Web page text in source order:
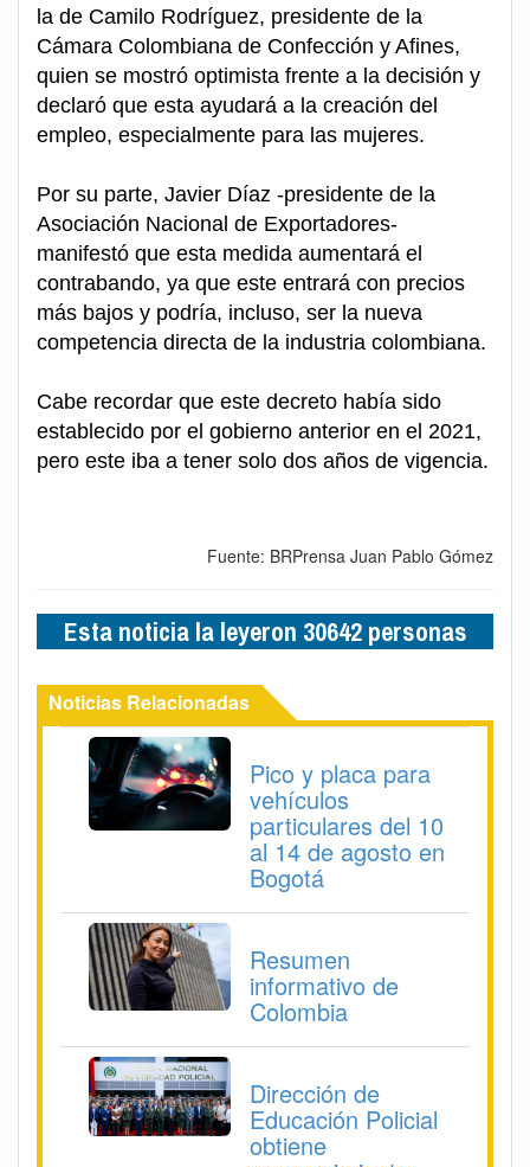
la de Camilo Rodríguez, presidente de la
Cámara Colombiana de Confección y Afines,
quien se mostró optimista frente a la decisión y
declaró que esta ayudará a la creación del
empleo, especialmente para las mujeres.
Por su parte, Javier Díaz -presidente de la
Asociación Nacional de Exportadores-
manifestó que esta medida aumentará el
contrabando, ya que este entrará con precios
más bajos y podría, incluso, ser la nueva
competencia directa de la industria colombiana.
Cabe recordar que este decreto había sido
establecido por el gobierno anterior en el 2021,
pero este iba a tener solo dos años de vigencia.
Fuente: BRPrensa Juan Pablo Gómez
Esta noticia la leyeron 30642 personas
Noticias Relacionadas
Pico y placa para
vehículos
particulares del 10
al 14 de agosto en
Bogotá
Resumen
informativo de
Colombia
Dirección de
Educación Policial
obtiene